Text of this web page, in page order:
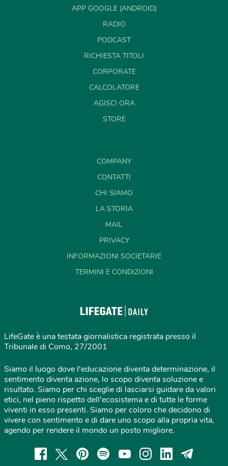
APP GOOGLE (ANDROID)
RADIO
PODCAST
RICHIESTA TITOLI
CORPORATE
CALCOLATORE
AGISCI ORA
STORE
COMPANY
CONTATTI
CHI SIAMO
LA STORIA
MAIL
PRIVACY
INFORMAZIONI SOCIETARIE
TERMINI E CONDIZIONI
LifeGate è una testata giornalistica registrata presso il
Tribunale di Como, 27/2001
Siamo il luogo dove l'educazione diventa determinazione, il
sentimento diventa azione, lo scopo diventa soluzione e
risultato. Siamo per chi sceglie di lasciarsi guidare da valori
etici, nel pieno rispetto dell'ecosistema e di tutte le forme
viventi in esso presenti. Siamo per coloro che decidono di
vivere con sentimento e di dare uno scopo alla propria vita,
agendo per rendere il mondo un posto migliore.